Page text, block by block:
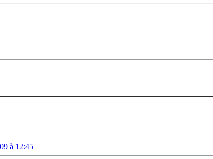
à 12:45